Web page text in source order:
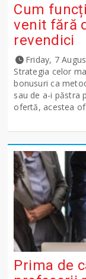
Cum
venit fără
revendici
Friday, 7
Strategia celor
bonusuri ca
sau de a-i păstra
ofertă, acestea
Prima de